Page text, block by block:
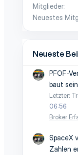
Mitglieder
Neuestes
Neueste
PFOF-
baut
Letzter:
06:56
Broker
SpaceX
Zahlen